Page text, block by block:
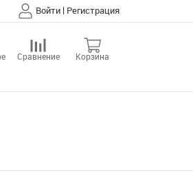
Войти | Регистрация
Сравнение Корзина